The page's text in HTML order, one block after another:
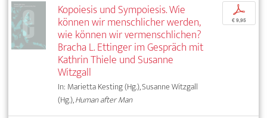
Kopoiesis und Sympoiesis. Wie
können wir menschlicher werden,
wie können wir vermenschlichen?
Bracha L. Ettinger im Gespräch mit
Kathrin Thiele und Susanne
Witzgall
In: Marietta Kesting (Hg.), Susanne Witzgall
(Hg.),Human after Man
p
€ 9,95